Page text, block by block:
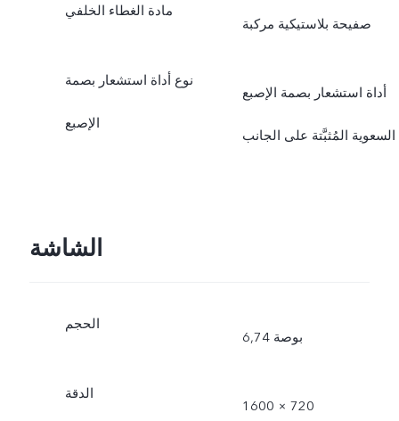
مادة الغطاء الخلفي
صفيحة بلاستيكية مركبة
نوع أداة استشعار بصمة
الإصبع
أداة استشعار بصمة الإصبع
السعوية المُثبَّتة على الجانب
الشاشة
الحجم
6,74 بوصة
الدقة
1600 × 720